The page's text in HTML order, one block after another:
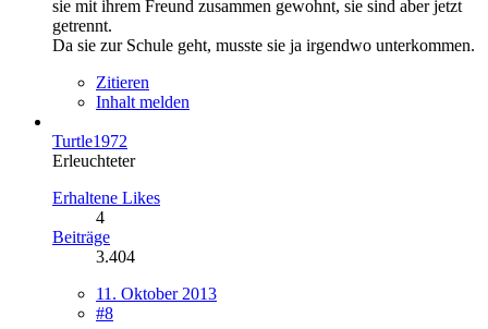
sie mit ihrem Freund zusammen gewohnt, sie sind aber jetzt
getrennt.
Da sie zur Schule geht, musste sie ja irgendwo unterkommen.
Zitieren
Inhalt melden
Turtle1972
Erleuchteter
Erhaltene Likes
4
Beiträge
3.404
11. Oktober 2013
#8